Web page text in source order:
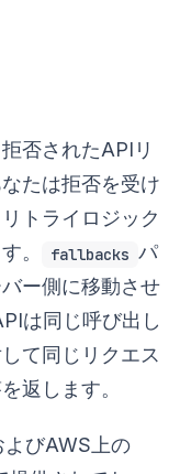
否されたAPIリ
たは拒否を受け
トライロジック
。
fallbacks パ
ー側に移動させ
は同じ呼び出し
て同じリクエス
返します。
びAWS上の